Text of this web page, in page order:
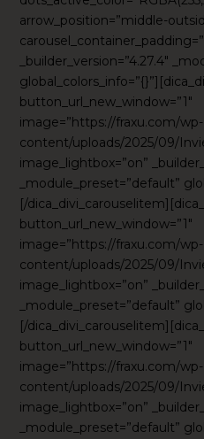
arrow_position=”middle-
_builder_version=”4.27.4″
button_url_new_window=”1″
image=”https://fraxu.com/wp-
content/uploads/2025/09/
image_lightbox=”on”
_module_preset=”default”
[/
button_url_new_window=”1″
image=”https://fraxu.com/wp-
content/uploads/2025/09/
image_lightbox=”on”
_module_preset=”default”
[/
button_url_new_window=”1″
image=”https://fraxu.com/wp-
content/uploads/2025/09/
image_lightbox=”on”
_module_preset=”default”